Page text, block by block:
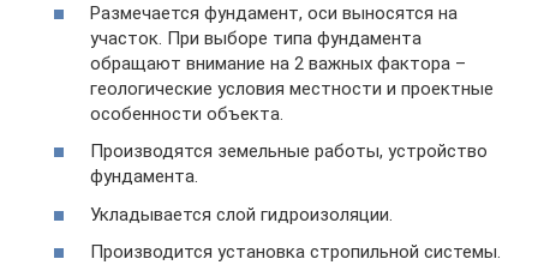
Размечается фундамент, оси выносятся на
участок. При выборе типа фундамента
обращают внимание на 2 важных фактора –
геологические условия местности и проектные
особенности объекта.
Производятся земельные работы, устройство
фундамента.
Укладывается слой гидроизоляции.
Производится установка стропильной системы.